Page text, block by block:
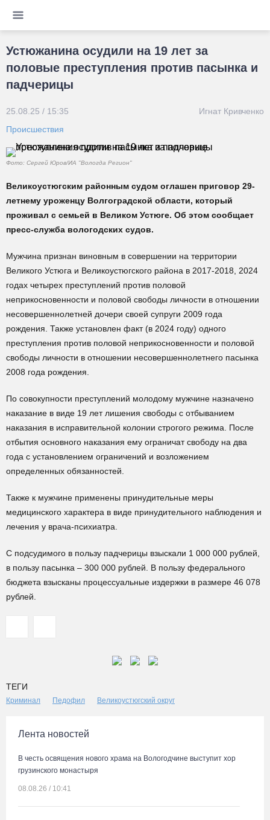
Устюжанина осудили на 19 лет за
половые преступления против пасынка и
падчерицы
25.08.25 / 15:35
Игнат Кривченко
Происшествия
Фото: Сергей Юров/ИА "Вологда Регион"
Великоустюгским районным судом оглашен приговор 29-
летнему уроженцу Волгоградской области, который
проживал с семьей в Великом Устюге. Об этом сообщает
пресс-служба вологодских судов.
Мужчина признан виновным в совершении на территории
Великого Устюга и Великоустюгского района в 2017-2018, 2024
годах четырех преступлений против половой
неприкосновенности и половой свободы личности в отношении
несовершеннолетней дочери своей супруги 2009 года
рождения. Также установлен факт (в 2024 году) одного
преступления против половой неприкосновенности и половой
свободы личности в отношении несовершеннолетнего пасынка
2008 года рождения.
По совокупности преступлений молодому мужчине назначено
наказание в виде 19 лет лишения свободы с отбыванием
наказания в исправительной колонии строгого режима. После
отбытия основного наказания ему ограничат свободу на два
года с установлением ограничений и возложением
определенных обязанностей.
Также к мужчине применены принудительные меры
медицинского характера в виде принудительного наблюдения и
лечения у врача-психиатра.
С подсудимого в пользу падчерицы взыскали 1 000 000 рублей,
в пользу пасынка – 300 000 рублей. В пользу федерального
бюджета взысканы процессуальные издержки в размере 46 078
рублей.
ТЕГИ
Криминал Педофил Великоустюгский округ
Лента новостей
В честь освящения нового храма на Вологодчине выступит хор
грузинского монастыря
08.08.26 / 10:41